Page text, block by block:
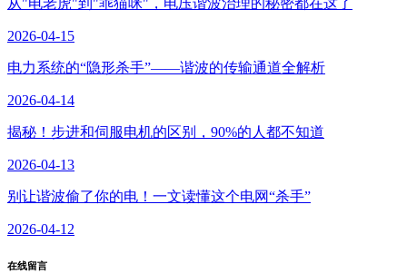
从"电老虎"到"乖猫咪"，电压谐波治理的秘密都在这了
2026-04-15
电力系统的“隐形杀手”——谐波的传输通道全解析
2026-04-14
揭秘！步进和伺服电机的区别，90%的人都不知道
2026-04-13
别让谐波偷了你的电！一文读懂这个电网“杀手”
2026-04-12
在线留言